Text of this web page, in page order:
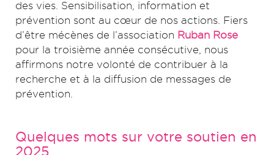
des vies. Sensibilisation, information et
prévention sont au cœur de nos actions. Fiers
d’être mécènes de l’association Ruban Rose
pour la troisième année consécutive, nous
affirmons notre volonté de contribuer à la
recherche et à la diffusion de messages de
prévention.
Quelques mots sur votre soutien en
2025